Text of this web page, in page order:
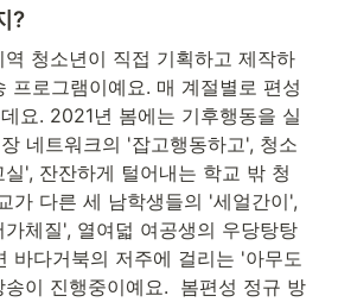
?
청소년이 직접 기획하고 제작하
프로그램이예요. 매 계절별로 편성
요. 2021년 봄에는 기후행동을 실
네트워크의 '잡고행동하고', 청소
', 잔잔하게 털어내는 학교 밖 청
가 다른 세 남학생들의 '세얼간이',
체질', 열여덟 여공생의 우당탕탕
바다거북의 저주에 걸리는 '아무도
이 진행중이예요.  봄편성 정규 방